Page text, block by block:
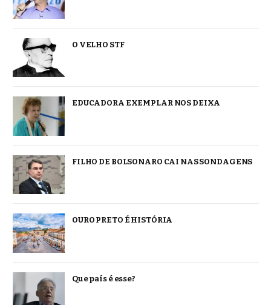
O VELHO STF
EDUCADORA EXEMPLAR NOS DEIXA
FILHO DE BOLSONARO CAI NAS SONDAGENS
OURO PRETO É HISTÓRIA
Que país é esse?